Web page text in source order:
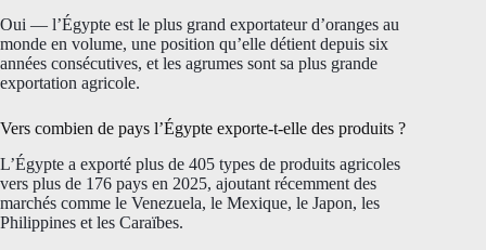
Oui — l’Égypte est le plus grand exportateur d’oranges au
monde en volume, une position qu’elle détient depuis six
années consécutives, et les agrumes sont sa plus grande
exportation agricole.
Vers combien de pays l’Égypte exporte-t-elle des produits ?
L’Égypte a exporté plus de 405 types de produits agricoles
vers plus de 176 pays en 2025, ajoutant récemment des
marchés comme le Venezuela, le Mexique, le Japon, les
Philippines et les Caraïbes.